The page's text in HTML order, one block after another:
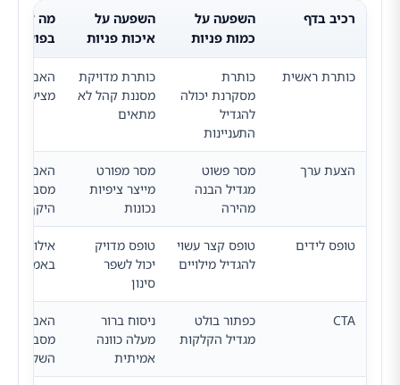
רכיב בדף
השפעה על
כמות פניות
השפעה על
איכות פניות
מה לבדוק
בפועל
כותרת ראשית
כותרת
מסקרנת יכולה
להגדיל
התעניינות
כותרת מדויקת
מסננת קהל לא
מתאים
האם
מציעים
הצעת ערך
מסר פשוט
מגדיל הבנה
מהירה
מסר מפורט
מייצר ציפיות
נכונות
האם הדף
מסביר
היקף
טופס לידים
טופס קצר עשוי
להגדיל מילויים
טופס מדויק
יכול לשפר
סינון
אילו שדות
באמת
CTA
כפתור בולט
מגדיל הקלקות
ניסוח ברור
מעלה כוונה
אמיתית
האם
מסביר את
השלב הבא